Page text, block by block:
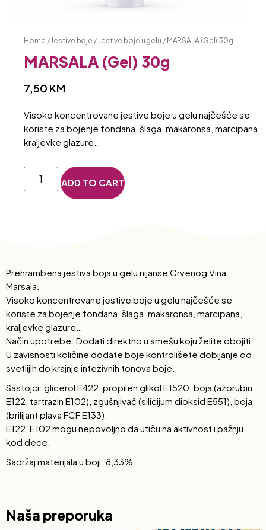
Home / Jestive boje / Jestive boje u gelu / MARSALA (Gel) 30g
MARSALA (Gel) 30g
7,50 KM
Visoko koncentrovane jestive boje u gelu najčešće se
koriste za bojenje fondana, šlaga, makaronsa, marcipana,
kraljevke glazure…
ADD TO CART
Prehrambena jestiva boja u gelu nijanse Crvenog Vina
Marsala.
Visoko koncentrovane jestive boje u gelu najčešće se
koriste za bojenje fondana, šlaga, makaronsa, marcipana,
kraljevke glazure…
Način upotrebe: Dodati direktno u smešu koju želite obojiti.
U zavisnosti količine dodate boje kontrolišete dobijanje od
svetlijih do krajnje intezivnih tonova boje.
Sastojci: glicerol E422, propilen glikol E1520, boja (azorubin
E122, tartrazin E102), zgušnjivač (silicijum dioksid E551), boja
(brilijant plava FCF E133).
E122, E102 mogu nepovoljno da utiču na aktivnost i pažnju
kod dece.
Sadržaj materijala u boji: 8,33%.
Naša preporuka